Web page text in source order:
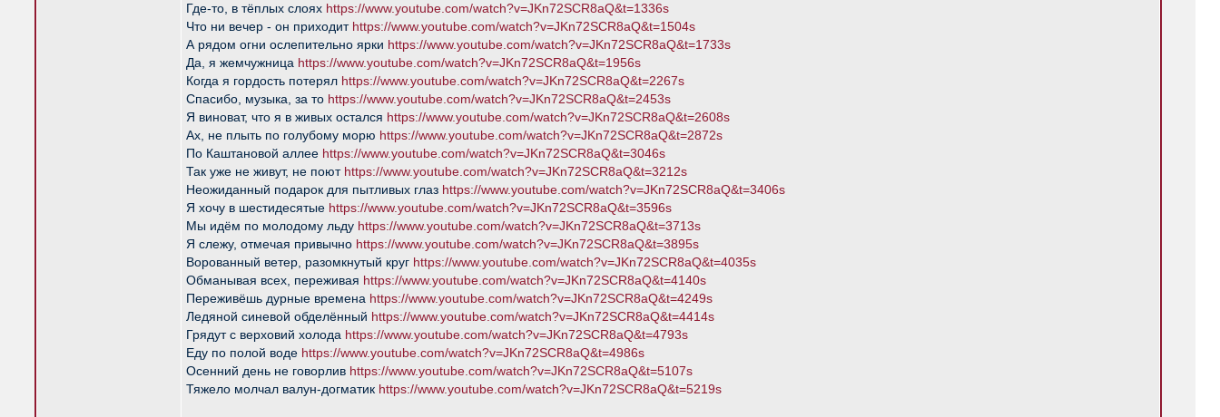
Где-то, в тёплых слоях https://www.youtube.com/watch?v=JKn72SCR8aQ&t=1336s
Что ни вечер - он приходит https://www.youtube.com/watch?v=JKn72SCR8aQ&t=1504s
А рядом огни ослепительно ярки https://www.youtube.com/watch?v=JKn72SCR8aQ&t=1733s
Да, я жемчужница https://www.youtube.com/watch?v=JKn72SCR8aQ&t=1956s
Когда я гордость потерял https://www.youtube.com/watch?v=JKn72SCR8aQ&t=2267s
Спасибо, музыка, за то https://www.youtube.com/watch?v=JKn72SCR8aQ&t=2453s
Я виноват, что я в живых остался https://www.youtube.com/watch?v=JKn72SCR8aQ&t=2608s
Ах, не плыть по голубому морю https://www.youtube.com/watch?v=JKn72SCR8aQ&t=2872s
По Каштановой аллее https://www.youtube.com/watch?v=JKn72SCR8aQ&t=3046s
Так уже не живут, не поют https://www.youtube.com/watch?v=JKn72SCR8aQ&t=3212s
Неожиданный подарок для пытливых глаз https://www.youtube.com/watch?v=JKn72SCR8aQ&t=3406s
Я хочу в шестидесятые https://www.youtube.com/watch?v=JKn72SCR8aQ&t=3596s
Мы идём по молодому льду https://www.youtube.com/watch?v=JKn72SCR8aQ&t=3713s
Я слежу, отмечая привычно https://www.youtube.com/watch?v=JKn72SCR8aQ&t=3895s
Ворованный ветер, разомкнутый круг https://www.youtube.com/watch?v=JKn72SCR8aQ&t=4035s
Обманывая всех, переживая https://www.youtube.com/watch?v=JKn72SCR8aQ&t=4140s
Переживёшь дурные времена https://www.youtube.com/watch?v=JKn72SCR8aQ&t=4249s
Ледяной синевой обделённый https://www.youtube.com/watch?v=JKn72SCR8aQ&t=4414s
Грядут с верховий холода https://www.youtube.com/watch?v=JKn72SCR8aQ&t=4793s
Еду по полой воде https://www.youtube.com/watch?v=JKn72SCR8aQ&t=4986s
Осенний день не говорлив https://www.youtube.com/watch?v=JKn72SCR8aQ&t=5107s
Тяжело молчал валун-догматик https://www.youtube.com/watch?v=JKn72SCR8aQ&t=5219s